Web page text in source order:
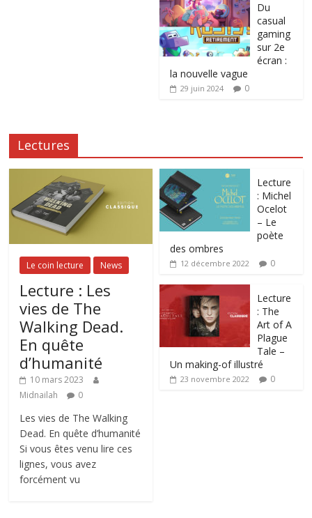
Du
casual
gaming
sur 2e
écran :
la nouvelle vague
29 juin 2024 0
Lectures
Le coin lecture News
Lecture : Les
vies de The
Walking Dead.
En quête
d’humanité
10 mars 2023
Midnailah
0
Les vies de The Walking
Dead. En quête d’humanité
Si vous êtes venu lire ces
lignes, vous avez
forcément vu
Lecture
: Michel
Ocelot
– Le
poète
des ombres
12 décembre 2022 0
Lecture
: The
Art of A
Plague
Tale –
Un making-of illustré
23 novembre 2022 0